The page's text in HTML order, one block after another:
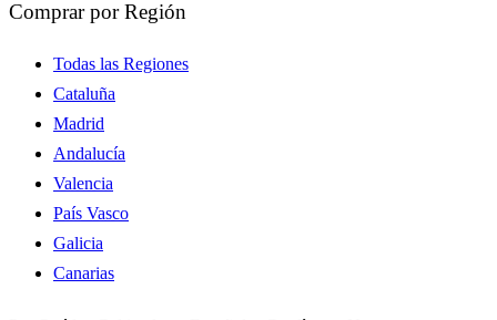
Comprar por Región
Todas las Regiones
Cataluña
Madrid
Andalucía
Valencia
País Vasco
Galicia
Canarias